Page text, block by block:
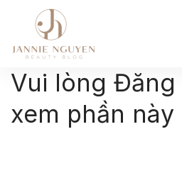
Vui lòng Đăng
xem phần này